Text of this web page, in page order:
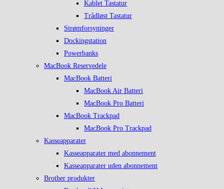
Kablet Tastatur
Trådløst Tastatur
Strømforsyninger
Dockingstation
Powerbanks
MacBook Reservedele
MacBook Batteri
MacBook Air Batteri
MacBook Pro Batteri
MacBook Trackpad
MacBook Pro Trackpad
Kasseapparater
Kasseapparater med abonnement
Kasseapparater uden abonnement
Brother produkter